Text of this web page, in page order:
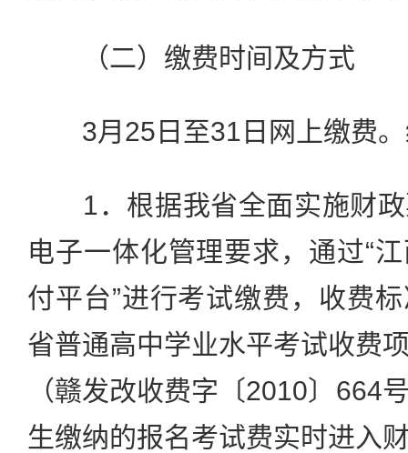
（二）缴费时间及方式
3月25日至31日网上缴费。
1．根据我省全面实施财政
电子一体化管理要求，通过“
付平台”进行考试缴费，收费
省普通高中学业水平考试收费
（赣发改收费字〔2010〕664
生缴纳的报名考试费实时进入